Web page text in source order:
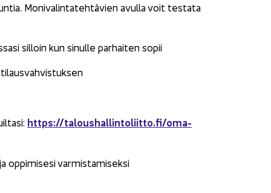
Mo­ni­va­lin­ta­teh­tä­vien avul­la voit tes­ta­ta
sil­loin kun si­nul­le par­hai­ten sopii
https://ta­lous­hal­lin­to­liit­to.fi/oma-​
op­pi­mi­se­si var­mis­ta­mi­sek­si